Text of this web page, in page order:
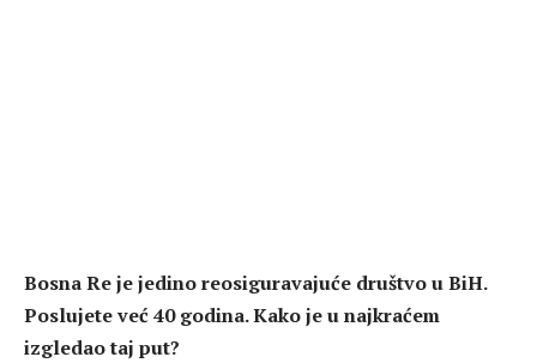
Bosna Re je jedino reosiguravajuće društvo u BiH.
Poslujete već 40 godina. Kako je u najkraćem
izgledao taj put?